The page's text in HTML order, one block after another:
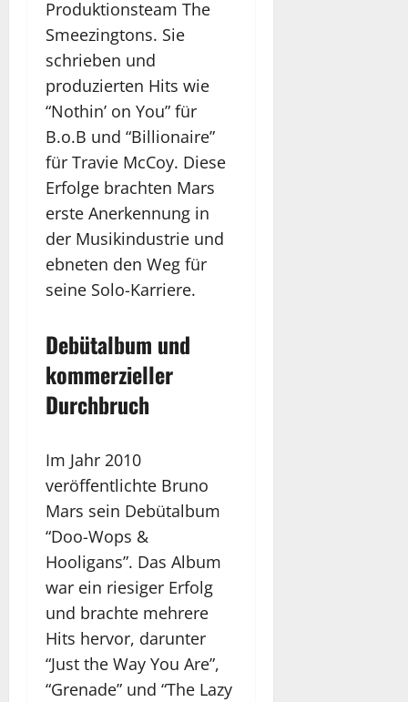
Produktionsteam The
Smeezingtons. Sie
schrieben und
produzierten Hits wie
“Nothin’ on You” für
B.o.B und “Billionaire”
für Travie McCoy. Diese
Erfolge brachten Mars
erste Anerkennung in
der Musikindustrie und
ebneten den Weg für
seine Solo-Karriere.
Debütalbum und
kommerzieller
Durchbruch
Im Jahr 2010
veröffentlichte Bruno
Mars sein Debütalbum
“Doo-Wops &
Hooligans”. Das Album
war ein riesiger Erfolg
und brachte mehrere
Hits hervor, darunter
“Just the Way You Are”,
“Grenade” und “The Lazy